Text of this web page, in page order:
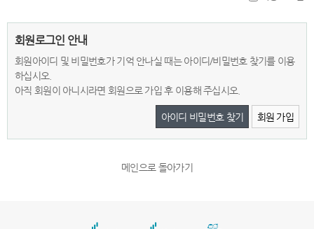
회원로그인 안내
회원아이디 및 비밀번호가 기억 안나실 때는 아이디/비밀번호 찾기를 이용
하십시오.
아직 회원이 아니시라면 회원으로 가입 후 이용해 주십시오.
아이디 비밀번호 찾기 회원 가입
메인으로 돌아가기